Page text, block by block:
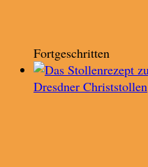
Fortgeschritten
Dresdner Christstollen